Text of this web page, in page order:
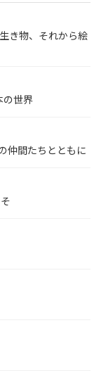
き物、それから絵
の世界
仲間たちとともに